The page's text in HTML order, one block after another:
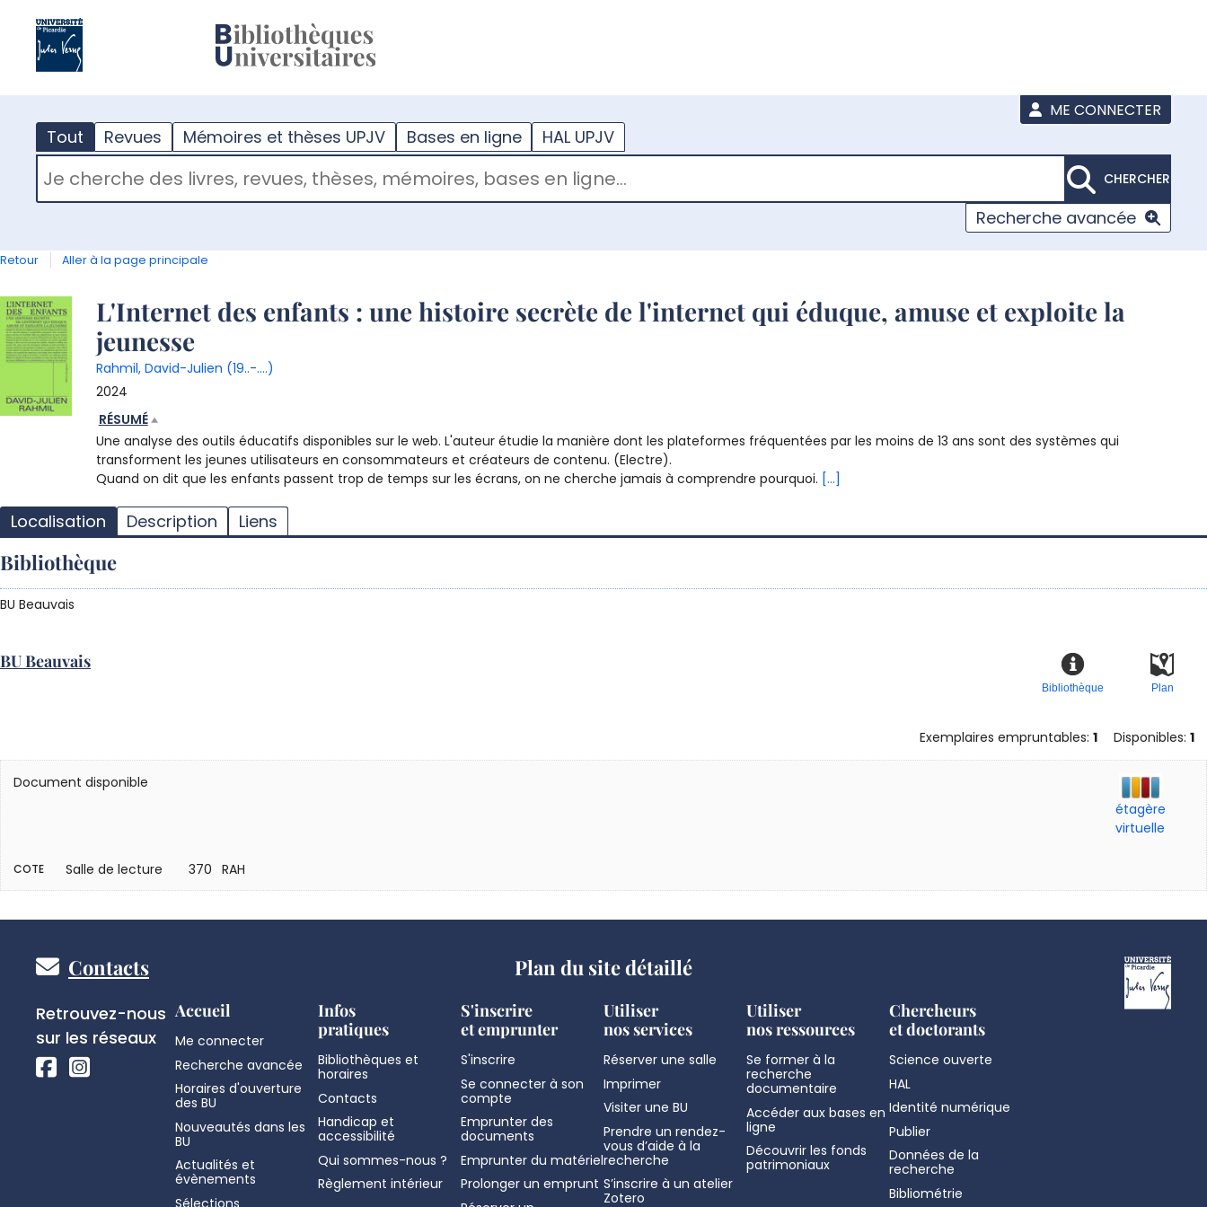
ME CONNECTER
Tout Revues Mémoires et thèses UPJV Bases en ligne HAL UPJV
RECHERCHER DANS "TOUT"
CHERCHER
Recherche avancée
Retour Aller à la page principale
Détail
document
L'Internet des enfants : une histoire secrète de l'internet qui éduque, amuse et exploite la
jeunesse
Rahmil, David-Julien (19..-....)
2024
RÉSUMÉ
Une analyse des outils éducatifs disponibles sur le web. L'auteur étudie la manière dont les plateformes fréquentées par les moins de 13 ans sont des systèmes qui
transforment les jeunes utilisateurs en consommateurs et créateurs de contenu. (Electre).
Quand on dit que les enfants passent trop de temps sur les écrans, on ne cherche jamais à comprendre pourquoi. [...]
Localisation Description Liens
Bibliothèque
BU Beauvais
BU Beauvais
Plan
Bibliothèque
Exemplaires empruntables: 1 Disponibles: 1
Document disponible
COTE Salle de lecture 370 RAH
étagère
virtuelle
Pied
de
page
Contacts
Réseaux
sociaux
Retrouvez-nous
sur les réseaux
Plan du site détaillé
Accueil
Me connecter
Recherche avancée
Horaires d'ouverture
des BU
Nouveautés dans les
BU
Actualités et
évènements
Sélections
Infos
pratiques
Bibliothèques et
horaires
Contacts
Handicap et
accessibilité
Qui sommes-nous ?
Règlement intérieur
S'inscrire
et emprunter
S'inscrire
Se connecter à son
compte
Emprunter des
documents
Emprunter du matériel
Prolonger un emprunt
Utiliser
nos services
Réserver une salle
Imprimer
Visiter une BU
Prendre un rendez-
vous d’aide à la
recherche
S’inscrire à un atelier
Zotero
Utiliser
nos ressources
Se former à la
recherche
documentaire
Accéder aux bases en
ligne
Découvrir les fonds
patrimoniaux
Chercheurs
et doctorants
Science ouverte
HAL
Identité numérique
Publier
Données de la
recherche
Bibliométrie